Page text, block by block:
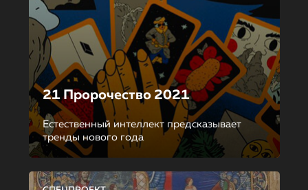
21 Пророчество 2021
Естественный интеллект предсказывает
тренды нового года